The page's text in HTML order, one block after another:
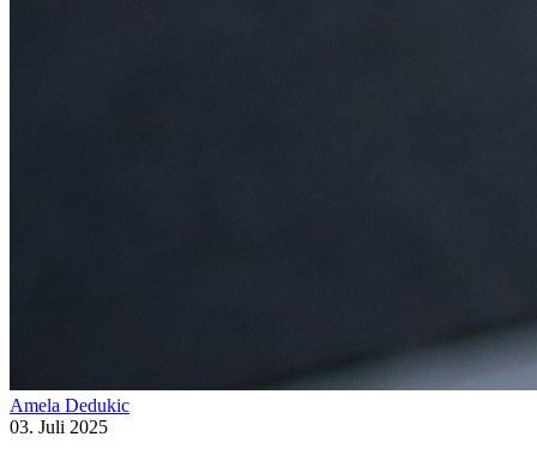
Amela Dedukic
03. Juli 2025